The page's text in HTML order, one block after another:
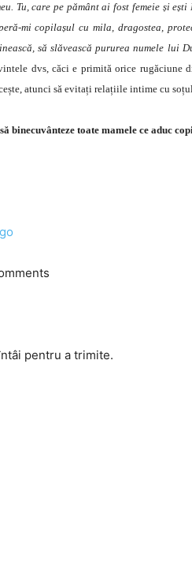
Tu, care pe pământ ai fost femeie și
mi copilașul cu mila, dragostea,
să slăvească pururea numele lui
dvs, căci e primită orice rugăciune
atunci să evitați relațiile intime cu
binecuvânteze toate mamele ce aduc
pentru a trimite.